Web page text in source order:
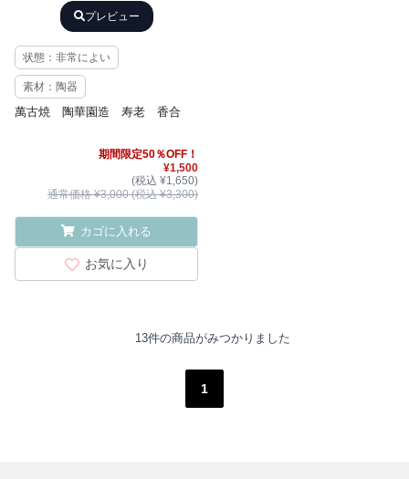
プレビュー
状態：非常によい
素材：陶器
萬古焼 陶華園造 寿老 香合
期間限定50％OFF！
¥1,500
(税込 ¥1,650)
通常価格 ¥3,000 (税込 ¥3,300)
カゴに入れる
お気に入り
13件の商品がみつかりました
1